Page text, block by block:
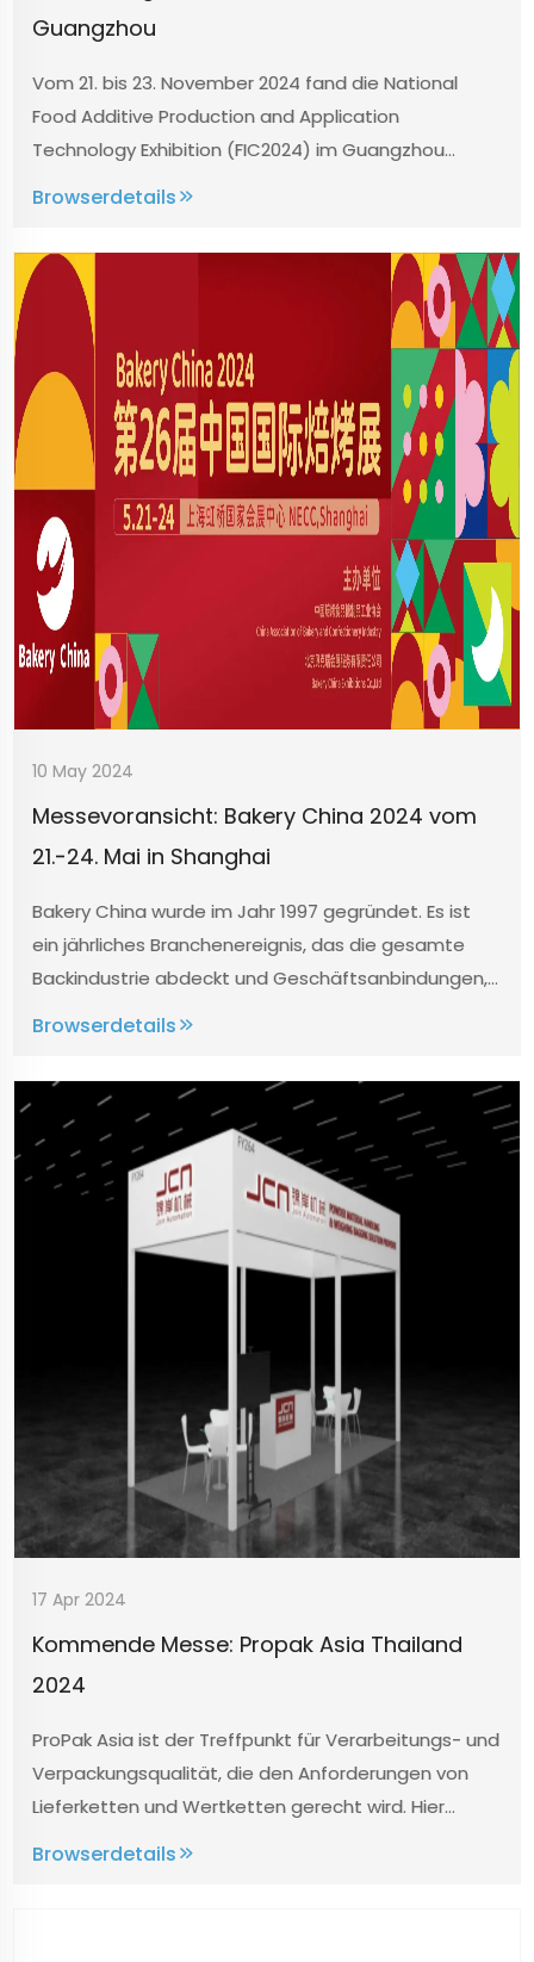
Guangzhou
Vom 21. bis 23. November 2024 fand die National
Food Additive Production and Application
Technology Exhibition (FIC2024) im Guangzhou
Siebmaschine, Quick D...
Browserdetails
10 May 2024
Messevoransicht: Bakery China 2024 vom
21.-24. Mai in Shanghai
Bakery China wurde im Jahr 1997 gegründet. Es ist
ein jährliches Branchenereignis, das die gesamte
Backindustrie abdeckt und Geschäftsanbindungen,
Geschäftskooperationen und... umfasst.
Browserdetails
17 Apr 2024
Kommende Messe: Propak Asia Thailand
2024
ProPak Asia ist der Treffpunkt für Verarbeitungs- und
Verpackungsqualität, die den Anforderungen von
Lieferketten und Wertketten gerecht wird. Hier
Browserdetails